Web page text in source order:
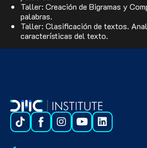
Taller: Creación de Bigramas y
palabras.
Taller: Clasificación de textos.
características del texto.